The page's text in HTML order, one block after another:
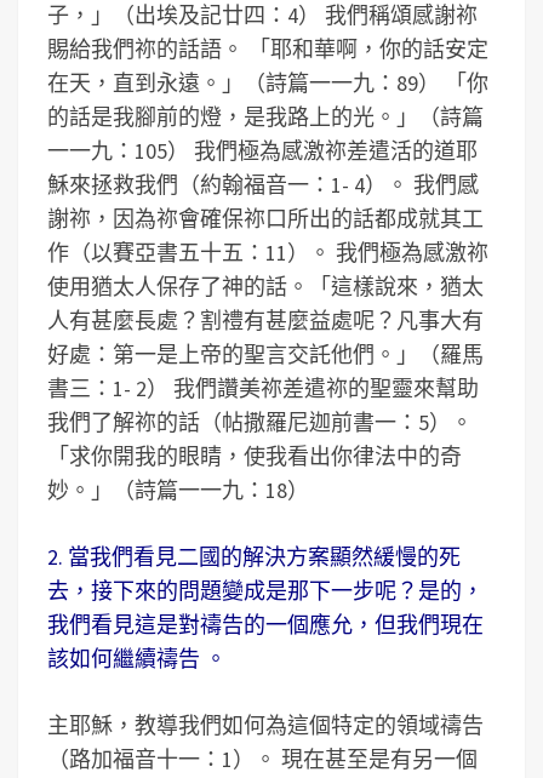
子，」（出埃及記廿四：4） 我們稱頌感謝祢
賜給我們祢的話語。 「耶和華啊，你的話安定
在天，直到永遠。」（詩篇一一九：89） 「你
的話是我腳前的燈，是我路上的光。」（詩篇
一一九：105） 我們極為感激祢差遣活的道耶
穌來拯救我們（約翰福音一：1- 4）。 我們感
謝祢，因為祢會確保祢口所出的話都成就其工
作（以賽亞書五十五：11）。 我們極為感激祢
使用猶太人保存了神的話。「這樣說來，猶太
人有甚麼長處？割禮有甚麼益處呢？凡事大有
好處：第一是上帝的聖言交託他們。」（羅馬
書三：1- 2） 我們讚美祢差遣祢的聖靈來幫助
我們了解祢的話（帖撒羅尼迦前書一：5）。
「求你開我的眼睛，使我看出你律法中的奇
妙。」（詩篇一一九：18）
2. 當我們看見二國的解決方案顯然緩慢的死
去，接下來的問題變成是那下一步呢？是的，
我們看見這是對禱告的一個應允，但我們現在
該如何繼續禱告 。
主耶穌，教導我們如何為這個特定的領域禱告
（路加福音十一：1）。 現在甚至是有另一個